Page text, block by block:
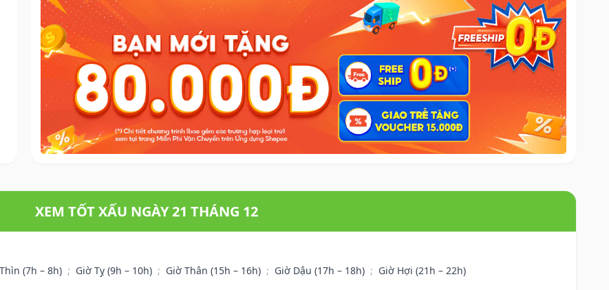
XEM TỐT XẤU NGÀY 21 THÁNG 12
(7h – 8h) ; Giờ Tỵ (9h – 10h) ; Giờ Thân (15h – 16h) ; Giờ Dậu (17h – 18h) ; Giờ Hợi (21h – 22h)